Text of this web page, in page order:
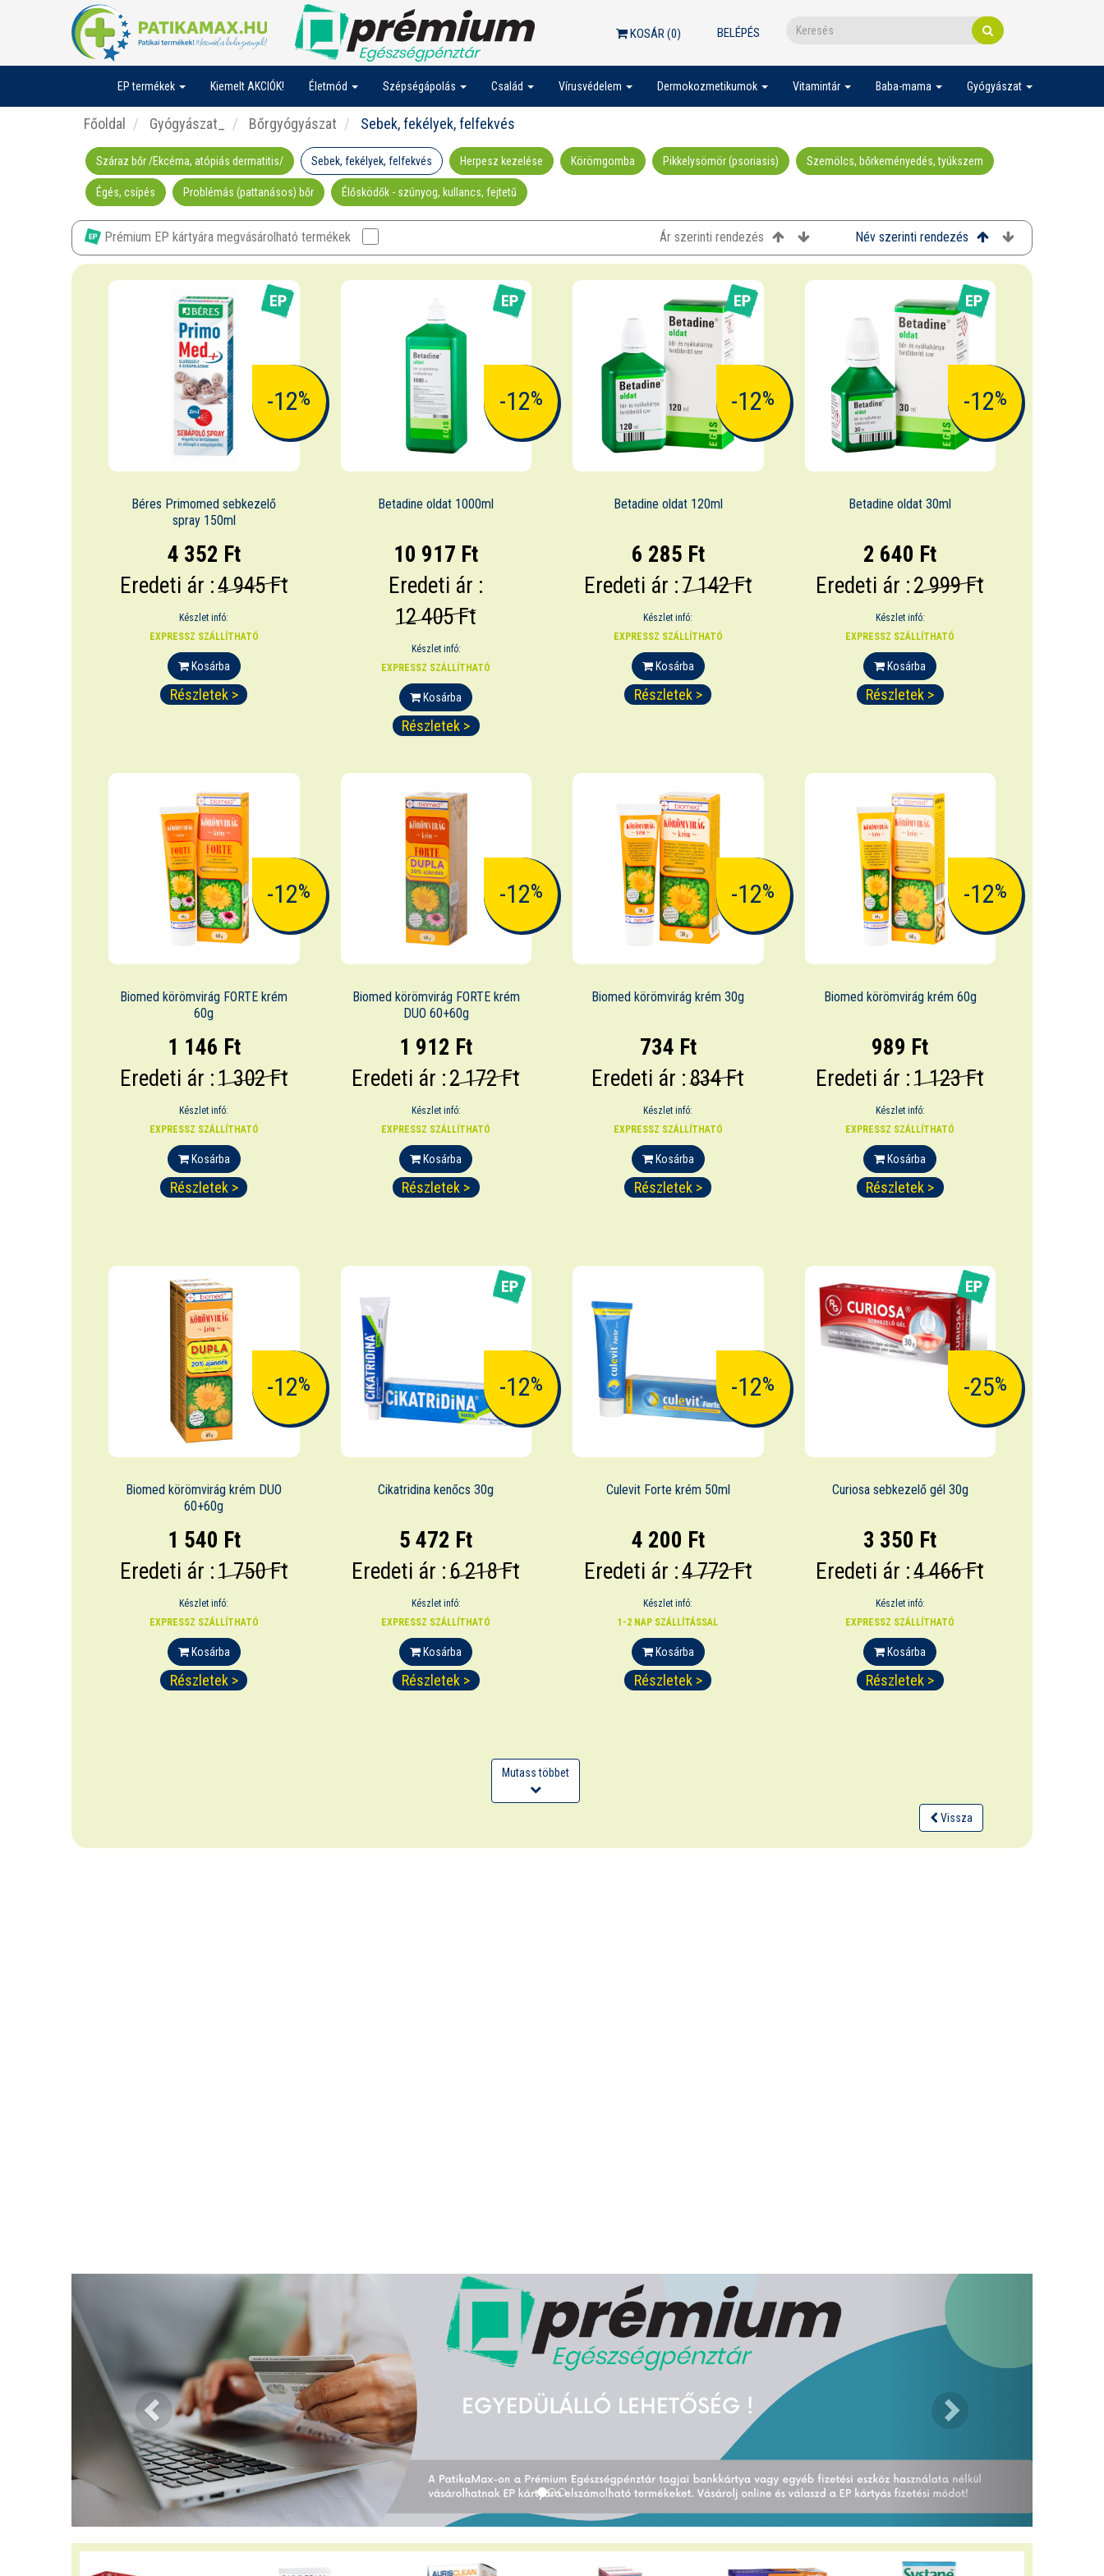
KOSÁR (0) BELÉPÉS
EP termékek Kiemelt AKCIÓK! Életmód Szépségápolás Család Vírusvédelem Dermokozmetikumok Vitamintár Baba-mama Gyógyászat
Főoldal Gyógyászat_ Bőrgyógyászat Sebek, fekélyek, felfekvés
Száraz bőr /Ekcéma, atópiás dermatitis/ Sebek, fekélyek, felfekvés Herpesz kezelése Körömgomba Pikkelysömör (psoriasis) Szemölcs, bőrkeményedés, tyúkszem
Égés, csípés Problémás (pattanásos) bőr Élősködők - szúnyog, kullancs, fejtetű
Prémium EP kártyára megvásárolható termékek Ár szerinti rendezés Név szerinti rendezés
-12%
Béres Primomed sebkezelő
spray 150ml
4 352 Ft
Eredeti ár :4 945 Ft
Készlet infó:
EXPRESSZ SZÁLLÍTHATÓ
Kosárba
Részletek >
-12%
Betadine oldat 1000ml
10 917 Ft
Eredeti ár :
12 405 Ft
Készlet infó:
EXPRESSZ SZÁLLÍTHATÓ
Kosárba
Részletek >
-12%
Betadine oldat 120ml
6 285 Ft
Eredeti ár :7 142 Ft
Készlet infó:
EXPRESSZ SZÁLLÍTHATÓ
Kosárba
Részletek >
-12%
Betadine oldat 30ml
2 640 Ft
Eredeti ár :2 999 Ft
Készlet infó:
EXPRESSZ SZÁLLÍTHATÓ
Kosárba
Részletek >
-12%
Biomed körömvirág FORTE krém
60g
1 146 Ft
Eredeti ár :1 302 Ft
Készlet infó:
EXPRESSZ SZÁLLÍTHATÓ
Kosárba
Részletek >
-12%
Biomed körömvirág FORTE krém
DUO 60+60g
1 912 Ft
Eredeti ár :2 172 Ft
Készlet infó:
EXPRESSZ SZÁLLÍTHATÓ
Kosárba
Részletek >
-12%
Biomed körömvirág krém 30g
734 Ft
Eredeti ár :834 Ft
Készlet infó:
EXPRESSZ SZÁLLÍTHATÓ
Kosárba
Részletek >
-12%
Biomed körömvirág krém 60g
989 Ft
Eredeti ár :1 123 Ft
Készlet infó:
EXPRESSZ SZÁLLÍTHATÓ
Kosárba
Részletek >
-12%
Biomed körömvirág krém DUO
60+60g
1 540 Ft
Eredeti ár :1 750 Ft
Készlet infó:
EXPRESSZ SZÁLLÍTHATÓ
Kosárba
Részletek >
-12%
Cikatridina kenőcs 30g
5 472 Ft
Eredeti ár :6 218 Ft
Készlet infó:
EXPRESSZ SZÁLLÍTHATÓ
Kosárba
Részletek >
-12%
Culevit Forte krém 50ml
4 200 Ft
Eredeti ár :4 772 Ft
Készlet infó:
1-2 NAP SZÁLLÍTÁSSAL
Kosárba
Részletek >
-25%
Curiosa sebkezelő gél 30g
3 350 Ft
Eredeti ár :4 466 Ft
Készlet infó:
EXPRESSZ SZÁLLÍTHATÓ
Kosárba
Részletek >
Mutass többet
Vissza